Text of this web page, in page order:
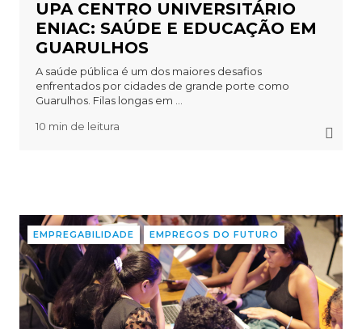
UPA CENTRO UNIVERSITÁRIO
ENIAC: SAÚDE E EDUCAÇÃO EM
GUARULHOS
A saúde pública é um dos maiores desafios
enfrentados por cidades de grande porte como
Guarulhos. Filas longas em ...
10 min de leitura
EMPREGABILIDADE EMPREGOS DO FUTURO